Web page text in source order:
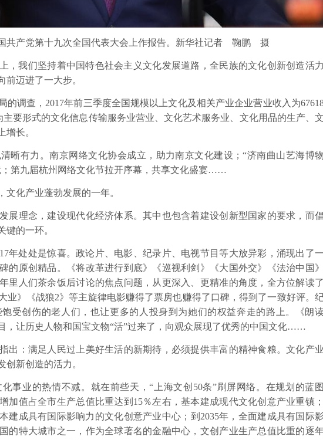
共产党第十九次全国代表大会上作报告。新华社记者 鞠鹏 摄
我们坚持着中国特色社会主义文化发展道路，全民族的文化创新创造活力
迈进了一大步。
调查，2017年前三季度全国规模以上文化及相关产业企业营业收入为
主要形式的文化信息传输服务业营业、文化艺术服务业、文化用品的生产、文
增长。
有力。南京网络文化协会成立，助力南京文化建设；“济南曲山艺海博物
第九届杭州网络文化节拉开序幕，共享文化盛宴……
化产业蓬勃发展的一年。
理念，建设现代化经济体系。其中也包含着建设创新型国家的要求，而倡
键的一环。
处处是惊喜。政论片、电影、纪录片、电视节目等大放异彩，涌现出了一
的原创精品。《将改革进行到底》《巡视利剑》《大国外交》《法治中国》
里人们茶余饭后讨论的焦点问题，从更深入、更精准的角度，全方位解读了
业》《战狼2》等主旋律电影赚得了票房也赚得了口碑，得到了一致好评。
受创伤的老人们，也让更多的人投身到为她们的权益奔走的路上。《朗
，让历史人物和国宝文物“活”过来了，向观众展现了优秀的中国文化……
：满足人民过上美好生活的新期待，必须提供丰富的精神食粮。文化产业
创新创造的活力。
业的热情不减。就在前些天，“上海文创50条”刷屏网络。在规划的蓝图
加值占全市生产总值比重达到15％左右，基本建成现代文化创意产业重镇；
建成具有国际影响力的文化创意产业中心；到2035年，全面建成具有国际影
的特大城市之一，作为全球著名的金融中心，文创产业生产总值比重的逐